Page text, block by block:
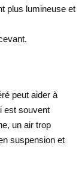
plus lumineuse et
peut aider à
est souvent
un air trop
suspension et